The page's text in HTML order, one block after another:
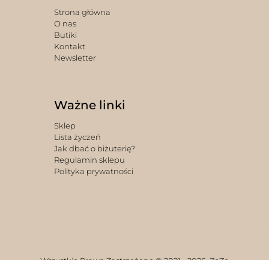
Strona główna
O nas
Butiki
Kontakt
Newsletter
Ważne linki
Sklep
Lista życzeń
Jak dbać o biżuterię?
Regulamin sklepu
Polityka prywatności